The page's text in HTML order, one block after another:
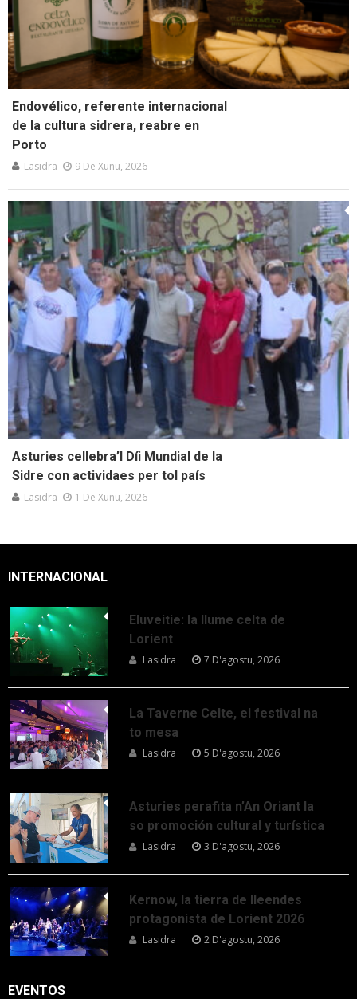
Endovélico, referente internacional
de la cultura sidrera, reabre en
Porto
Lasidra 9 De Xunu, 2026
Asturies cellebra’l Díi Mundial de la
Sidre con actividaes per tol país
Lasidra 1 De Xunu, 2026
INTERNACIONAL
Eluveitie: la llume celta de
Lorient
Lasidra 7 D'agostu, 2026
La Taverne Celte, el festival na
to mesa
Lasidra 5 D'agostu, 2026
Asturies perafita n’An Oriant la
so promoción cultural y turística
Lasidra 3 D'agostu, 2026
Kernow, la tierra de lleendes
protagonista de Lorient 2026
Lasidra 2 D'agostu, 2026
EVENTOS